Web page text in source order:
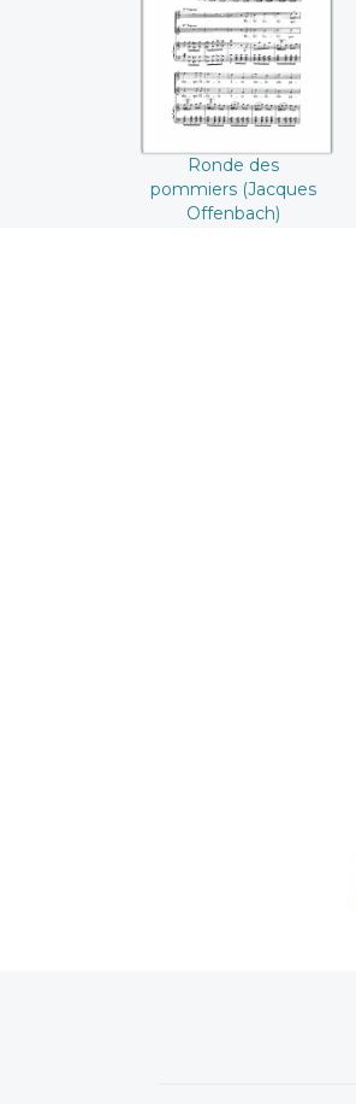
((Jacques
Offenbach))
Ronde des
pommiers (Jacques
Offenbach)